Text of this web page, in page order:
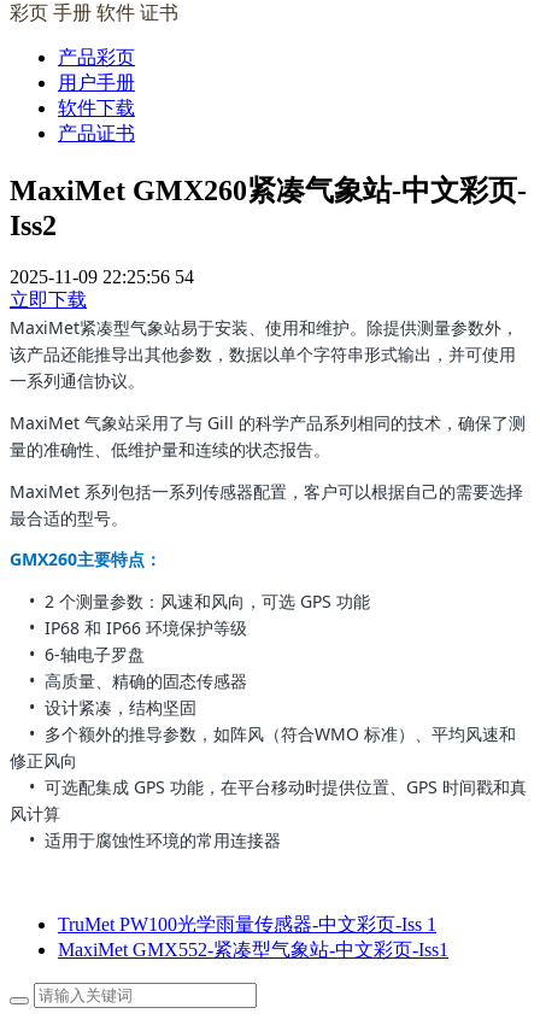
彩页 手册 软件 证书
产品彩页
用户手册
软件下载
产品证书
MaxiMet GMX260紧凑气象站-中文彩页-
Iss2
2025-11-09 22:25:56 54
立即下载
MaxiMet紧凑型气象站易于安装、使用和维护。除提供测量参数外，
该产品还能推导出其他参数，数据以单个字符串形式输出，并可使用
一系列通信协议。
MaxiMet 气象站采用了与 Gill 的科学产品系列相同的技术，确保了测
量的准确性、低维护量和连续的状态报告。
MaxiMet 系列包括一系列传感器配置，客户可以根据自己的需要选择
最合适的型号。
GMX260主要特点：
• 2 个测量参数：风速和风向，可选 GPS 功能
• IP68 和 IP66 环境保护等级
• 6-轴电子罗盘
• 高质量、精确的固态传感器
• 设计紧凑，结构坚固
• 多个额外的推导参数，如阵风（符合WMO 标准）、平均风速和
修正风向
• 可选配集成 GPS 功能，在平台移动时提供位置、GPS 时间戳和真
风计算
• 适用于腐蚀性环境的常用连接器
TruMet PW100光学雨量传感器-中文彩页-Iss 1
MaxiMet GMX552-紧凑型气象站-中文彩页-Iss1